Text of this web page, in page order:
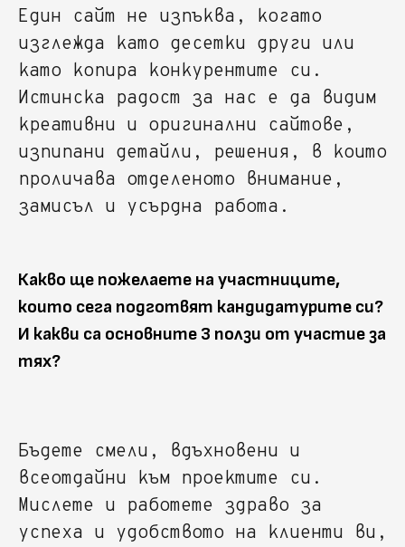
Един сайт не изпъква, когато
изглежда като десетки други или
като копира конкурентите си.
Истинска радост за нас е да видим
креативни и оригинални сайтове,
изпипани детайли, решения, в които
проличава отделеното внимание,
замисъл и усърдна работа.
Какво ще пожелаете на участниците,
които сега подготвят кандидатурите си?
И какви са основните 3 ползи от участие за
тях?
Бъдете смели, вдъхновени и
всеотдайни към проектите си.
Мислете и работете здраво за
успеха и удобството на клиенти ви,